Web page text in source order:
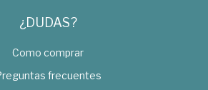
¿DUDAS?
Como comprar
frecuentes